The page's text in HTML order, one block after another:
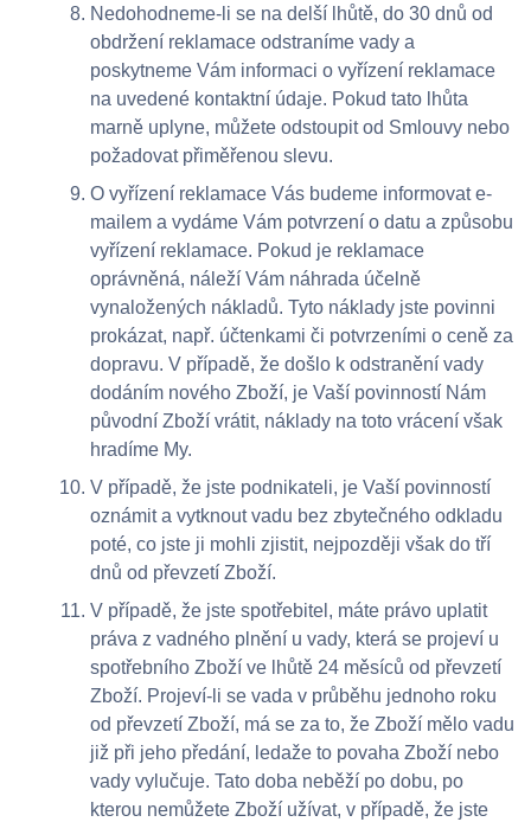
Nedohodneme-li se na delší lhůtě, do 30 dnů od
obdržení reklamace odstraníme vady a
poskytneme Vám informaci o vyřízení reklamace
na uvedené kontaktní údaje. Pokud tato lhůta
marně uplyne, můžete odstoupit od Smlouvy nebo
požadovat přiměřenou slevu.
O vyřízení reklamace Vás budeme informovat e-
mailem a vydáme Vám potvrzení o datu a způsobu
vyřízení reklamace. Pokud je reklamace
oprávněná, náleží Vám náhrada účelně
vynaložených nákladů. Tyto náklady jste povinni
prokázat, např. účtenkami či potvrzeními o ceně za
dopravu. V případě, že došlo k odstranění vady
dodáním nového Zboží, je Vaší povinností Nám
původní Zboží vrátit, náklady na toto vrácení však
hradíme My.
V případě, že jste podnikateli, je Vaší povinností
oznámit a vytknout vadu bez zbytečného odkladu
poté, co jste ji mohli zjistit, nejpozději však do tří
dnů od převzetí Zboží.
V případě, že jste spotřebitel, máte právo uplatit
práva z vadného plnění u vady, která se projeví u
spotřebního Zboží ve lhůtě 24 měsíců od převzetí
Zboží. Projeví-li se vada v průběhu jednoho roku
od převzetí Zboží, má se za to, že Zboží mělo vadu
již při jeho předání, ledaže to povaha Zboží nebo
vady vylučuje. Tato doba neběží po dobu, po
kterou nemůžete Zboží užívat, v případě, že jste